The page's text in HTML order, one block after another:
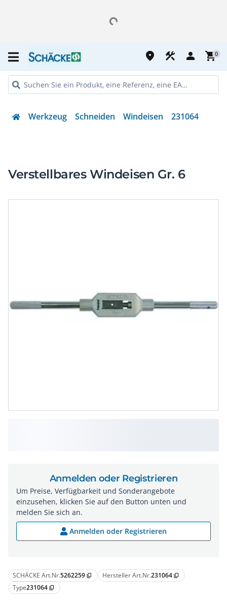
place construction person shopping_cart0
Werkzeug Schneiden Windeisen 231064
Verstellbares Windeisen Gr. 6
SCHÄCKE Art.Nr.5262259 content_copy Hersteller Art.Nr.231064 content_copy
Type231064 content_copy
Anmelden oder Registrieren
Um Preise, Verfügbarkeit und Sonderangebote
einzusehen, klicken Sie auf den Button unten und
melden Sie sich an.
Anmelden oder Registrieren